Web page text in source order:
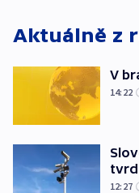
Aktuálně z
V
14:22
12:27